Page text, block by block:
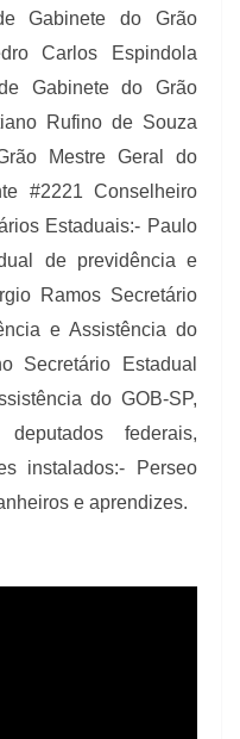
Gabinete do Grão
Carlos Espindola
Gabinete do Grão
Rufino de Souza
Mestre Geral do
#2221 Conselheiro
Estaduais:- Paulo
de previdência e
Ramos Secretário
e Assistência do
Secretário Estadual
do GOB-SP,
federais,
instalados:- Perseo
e aprendizes.